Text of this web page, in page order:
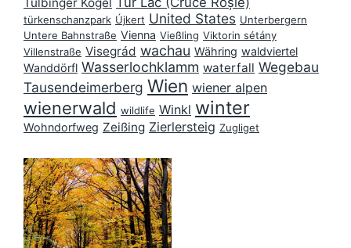
türkenschanzpark Újkert United States Unterbergern
Untere Bahnstraße Vienna Vießling Viktorin sétány
Villenstraße Visegrád wachau Währing waldviertel
Wanddörfl Wasserlochklamm waterfall Wegebau
Tausendeimerberg Wien wiener alpen
wienerwald wildlife Winkl winter
Wohndorfweg Zeißing Zierlersteig Zugliget